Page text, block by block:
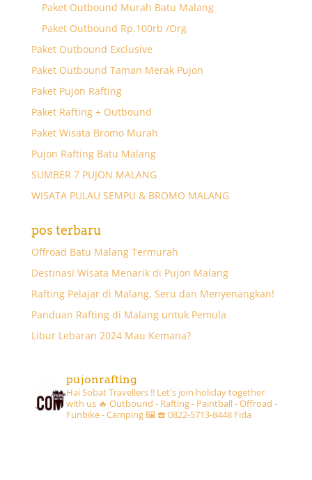
Paket Outbound Murah Batu Malang
Paket Outbound Rp.100rb /Org
Paket Outbound Exclusive
Paket Outbound Taman Merak Pujon
Paket Pujon Rafting
Paket Rafting + Outbound
Paket Wisata Bromo Murah
Pujon Rafting Batu Malang
SUMBER 7 PUJON MALANG
WISATA PULAU SEMPU & BROMO MALANG
pos terbaru
Offroad Batu Malang Termurah
Destinasi Wisata Menarik di Pujon Malang
Rafting Pelajar di Malang, Seru dan Menyenangkan!
Panduan Rafting di Malang untuk Pemula
Libur Lebaran 2024 Mau Kemana?
pujonrafting
Hai Sobat Travellers !! Let's join holiday together
with us 🔥 Outbound - Rafting - Paintball - Offroad -
Funbike - Camping 🖼☎️ 0822-5713-8448 Fida